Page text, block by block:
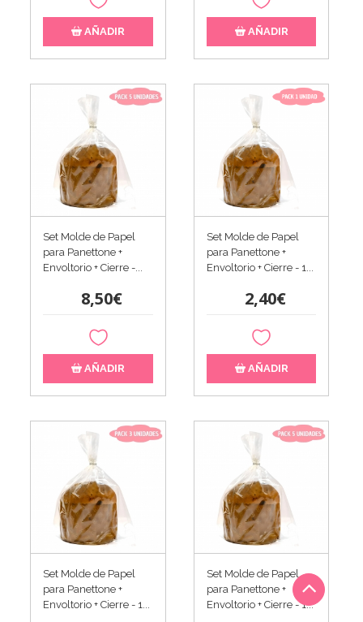
AÑADIR AÑADIR
Set Molde de Papel
para Panettone +
Envoltorio + Cierre -...
8,50€
AÑADIR
Set Molde de Papel
para Panettone +
Envoltorio + Cierre - 1...
2,40€
AÑADIR
Set Molde de Papel
para Panettone +
Envoltorio + Cierre - 1...
Set Molde de Papel
para Panettone +
Envoltorio + Cierre - 1...